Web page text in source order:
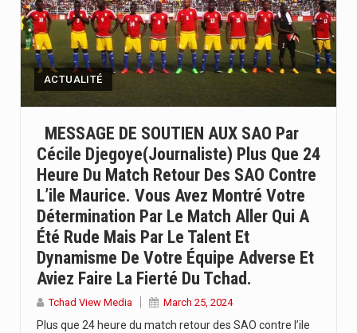
ACTUALITÉ
MESSAGE DE SOUTIEN AUX SAO Par
Cécile Djegoye(journaliste) Plus Que 24
Heure Du Match Retour Des SAO Contre
L’ile Maurice. Vous Avez Montré Votre
Détermination Par Le Match Aller Qui A
Été Rude Mais Par Le Talent Et
Dynamisme De Votre Équipe Adverse Et
Aviez Faire La Fierté Du Tchad.
Tchad View Media March 25, 2024
Plus que 24 heure du match retour des SAO contre l’ile